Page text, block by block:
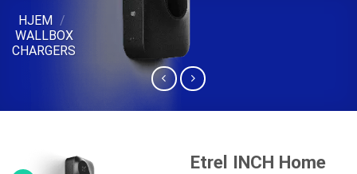
HJEM /
WALLBOX
CHARGERS
Etrel INCH Home